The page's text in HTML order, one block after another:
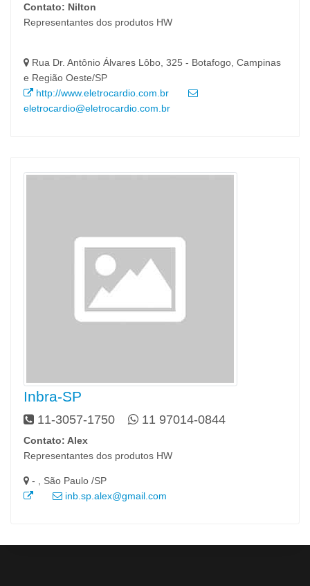
Contato: Nilton
Representantes dos produtos HW
Rua Dr. Antônio Álvares Lôbo, 325 - Botafogo, Campinas
e Região Oeste/SP
http://www.eletrocardio.com.br
eletrocardio@eletrocardio.com.br
Inbra-SP
11-3057-1750 11 97014-0844
Contato: Alex
Representantes dos produtos HW
- , São Paulo /SP
inb.sp.alex@gmail.com